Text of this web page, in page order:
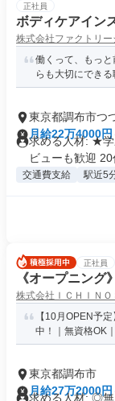
正社員
ボディケアイン
株式会社ファクトリ
働くって、もっ
らも大切にできる
東京都調布市つ
月給22万4000
求める人材: ★
ビューも歓迎 20
交通費支給 駅近5
正社員
《オープニング
株式会社ＩＣＨＩＮＯ
【10月OPEN予
中！｜無資格OK
東京都調布市
月給27万2000
求める人材: ◎無